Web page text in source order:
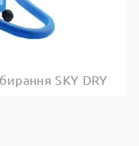
SKY DRY